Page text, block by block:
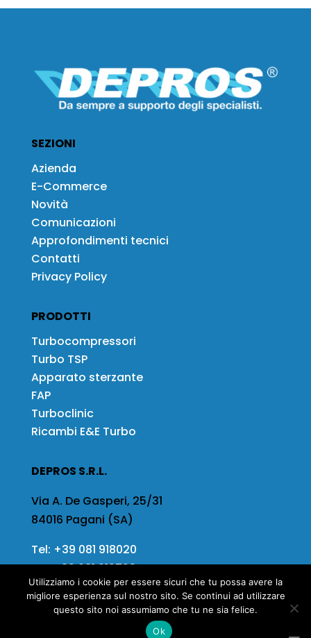
SEZIONI
Azienda
E-Commerce
Novità
Comunicazioni
Approfondimenti tecnici
Contatti
Privacy Policy
PRODOTTI
Turbocompressori
Turbo TSP
Apparato sterzante
FAP
Turboclinic
Ricambi E&E Turbo
DEPROS S.R.L.
Via A. De Gasperi, 25/31
84016 Pagani (SA)
Tel: +39 081 918020
Fax+39 081 919799
Email:info@depros.it
Utilizziamo i cookie per essere sicuri che tu possa avere la
migliore esperienza sul nostro sito. Se continui ad utilizzare
questo sito noi assumiamo che tu ne sia felice.
Ok